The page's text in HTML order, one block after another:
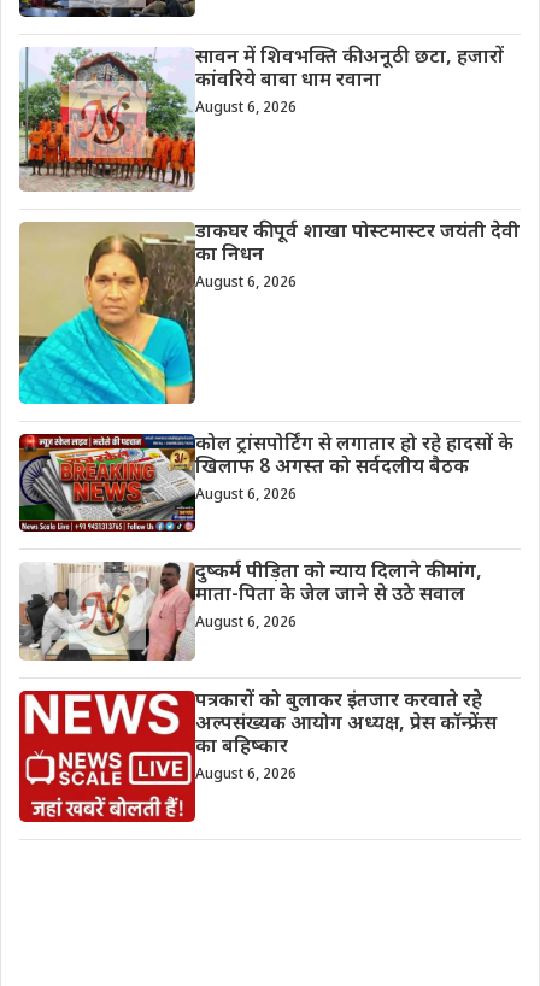
सावन में शिवभक्ति की अनूठी छटा, हजारों
कांवरिये बाबा धाम रवाना
August 6, 2026
डाकघर की पूर्व शाखा पोस्टमास्टर जयंती देवी
का निधन
August 6, 2026
कोल ट्रांसपोर्टिंग से लगातार हो रहे हादसों के
खिलाफ 8 अगस्त को सर्वदलीय बैठक
August 6, 2026
दुष्कर्म पीड़िता को न्याय दिलाने की मांग,
माता-पिता के जेल जाने से उठे सवाल
August 6, 2026
पत्रकारों को बुलाकर इंतजार करवाते रहे
अल्पसंख्यक आयोग अध्यक्ष, प्रेस कॉन्फ्रेंस
का बहिष्कार
August 6, 2026